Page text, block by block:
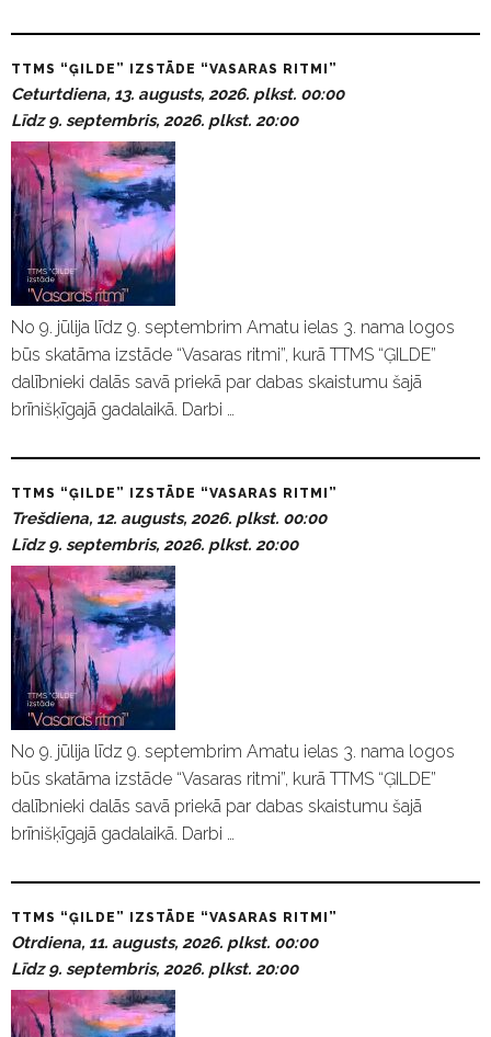
TTMS “ĢILDE” IZSTĀDE “VASARAS RITMI”
Ceturtdiena, 13. augusts, 2026. plkst. 00:00
Līdz 9. septembris, 2026. plkst. 20:00
No 9. jūlija līdz 9. septembrim Amatu ielas 3. nama logos
būs skatāma izstāde “Vasaras ritmi”, kurā TTMS “ĢILDE”
dalībnieki dalās savā priekā par dabas skaistumu šajā
brīnišķīgajā gadalaikā. Darbi …
TTMS “ĢILDE” IZSTĀDE “VASARAS RITMI”
Trešdiena, 12. augusts, 2026. plkst. 00:00
Līdz 9. septembris, 2026. plkst. 20:00
No 9. jūlija līdz 9. septembrim Amatu ielas 3. nama logos
būs skatāma izstāde “Vasaras ritmi”, kurā TTMS “ĢILDE”
dalībnieki dalās savā priekā par dabas skaistumu šajā
brīnišķīgajā gadalaikā. Darbi …
TTMS “ĢILDE” IZSTĀDE “VASARAS RITMI”
Otrdiena, 11. augusts, 2026. plkst. 00:00
Līdz 9. septembris, 2026. plkst. 20:00